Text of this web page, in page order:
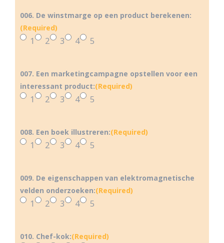
006. De winstmarge op een product berekenen:
(Required)
1 2 3 4 5
007. Een marketingcampagne opstellen voor een
interessant product:(Required)
1 2 3 4 5
008. Een boek illustreren:(Required)
1 2 3 4 5
009. De eigenschappen van elektromagnetische
velden onderzoeken:(Required)
1 2 3 4 5
010. Chef-kok:(Required)